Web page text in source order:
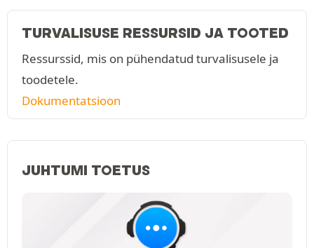
TURVALISUSE RESSURSID JA TOOTED
Ressurssid, mis on pühendatud turvalisusele ja
toodetele.
Dokumentatsioon
JUHTUMI TOETUS